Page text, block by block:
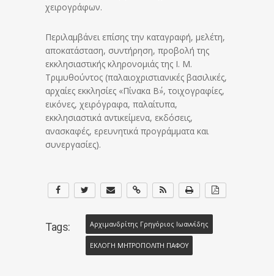
χειρογράφων.
Περιλαμβάνει επίσης την καταγραφή, μελέτη,
αποκατάσταση, συντήρηση, προβολή της
εκκλησιαστικής κληρονομιάς της Ι. Μ.
Τριμυθούντος (παλαιοχριστιανικές βασιλικές,
αρχαίες εκκλησίες «Πίνακα Β΄», τοιχογραφίες,
εικόνες, χειρόγραφα, παλαίτυπα,
εκκλησιαστικά αντικείμενα, εκδόσεις,
ανασκαφές, ερευνητικά προγράμματα και
συνεργασίες).
Tags: Αρχιμανδρίτης Γρηγόριος Ιωαννίδης
ΕΚΛΟΓΗ ΜΗΤΡΟΠΟΛΙΤΗ ΠΑΦΟΥ